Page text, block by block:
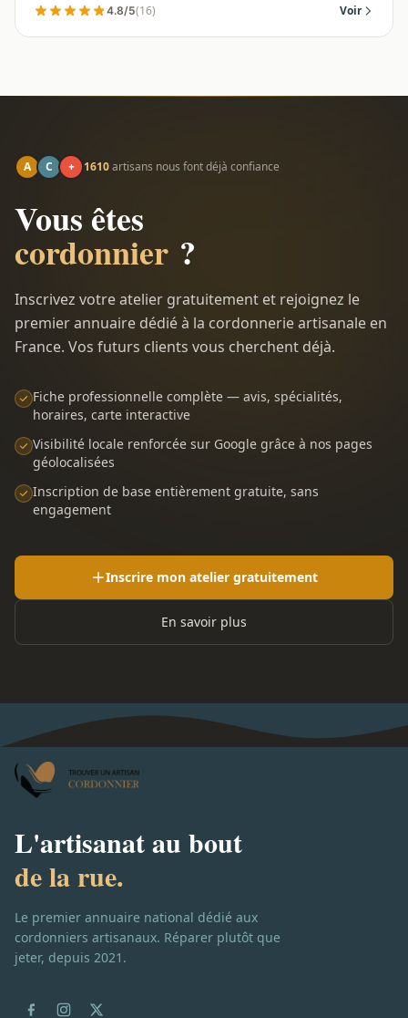
4.8/5(16) Voir
A C + 1610artisans nous font déjà confiance
Vous êtes
cordonnier ?
Inscrivez votre atelier gratuitement et rejoignez le
premier annuaire dédié à la cordonnerie artisanale en
France. Vos futurs clients vous cherchent déjà.
Fiche professionnelle complète — avis, spécialités,
horaires, carte interactive
Visibilité locale renforcée sur Google grâce à nos pages
géolocalisées
Inscription de base entièrement gratuite, sans
engagement
Inscrire mon atelier gratuitement
En savoir plus
L'artisanat au bout
de la rue.
Le premier annuaire national dédié aux
cordonniers artisanaux. Réparer plutôt que
jeter, depuis 2021.